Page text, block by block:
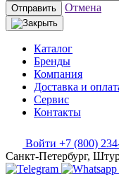
Отправить Отмена
Каталог
Бренды
Компания
Доставка и
Сервис
Контакты
Войти +7 (800)
Санкт-Петербург,